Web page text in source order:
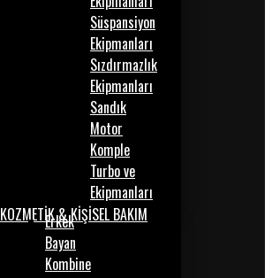
Süspansiyon
Ekipmanları
Sızdırmazlık
Ekipmanları
Sandık
Motor
Komple
Turbo ve
Ekipmanları
KOZMETİK & KİŞİSEL BAKIM
Erkek
Bayan
Kombine